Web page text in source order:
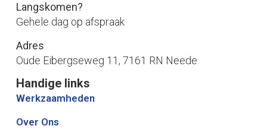
Langskomen?
Gehele dag op afspraak
Adres
Oude Eibergseweg 11, 7161 RN Neede
Handige links
Werkzaamheden
Over Ons